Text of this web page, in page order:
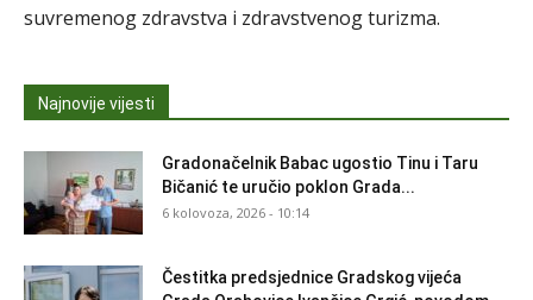
suvremenog zdravstva i zdravstvenog turizma.
Najnovije vijesti
Gradonačelnik Babac ugostio Tinu i Taru
Bičanić te uručio poklon Grada...
6 kolovoza, 2026 - 10:14
Čestitka predsjednice Gradskog vijeća